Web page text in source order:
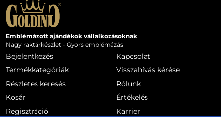
Emblémázott ajándékok vállalkozásoknak
Nagy raktárkészlet - Gyors emblémázás
Bejelentkezés
Termékkategóriák
Részletes keresés
Kosár
Regisztráció
Kapcsolat
Visszahívás kérése
Rólunk
Értékelés
Karrier